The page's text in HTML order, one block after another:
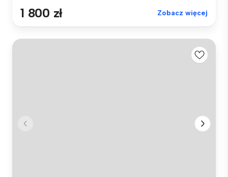
1 800 zł Zobacz więcej